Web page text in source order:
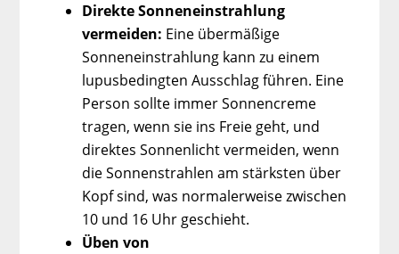
Direkte Sonneneinstrahlung
vermeiden: Eine übermäßige
Sonneneinstrahlung kann zu einem
lupusbedingten Ausschlag führen. Eine
Person sollte immer Sonnencreme
tragen, wenn sie ins Freie geht, und
direktes Sonnenlicht vermeiden, wenn
die Sonnenstrahlen am stärksten über
Kopf sind, was normalerweise zwischen
10 und 16 Uhr geschieht.
Üben von